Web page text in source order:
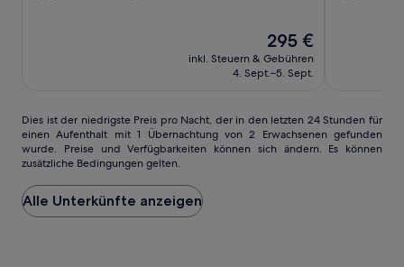
Der
Preis
beträgt
295 €
inkl. Steuern & Gebühren
4. Sept.–5. Sept.
Dies
ist
der
niedrigste
Preis
pro
Nacht,
Dies ist der niedrigste Preis pro Nacht, der in den letzten 24 Stunden für
einen Aufenthalt mit 1 Übernachtung von 2 Erwachsenen gefunden
wurde. Preise und Verfügbarkeiten können sich ändern. Es können
zusätzliche Bedingungen gelten.
Alle Unterkünfte anzeigen